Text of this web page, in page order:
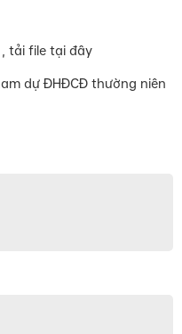
, tải file tại đây
dự ĐHĐCĐ thường niên